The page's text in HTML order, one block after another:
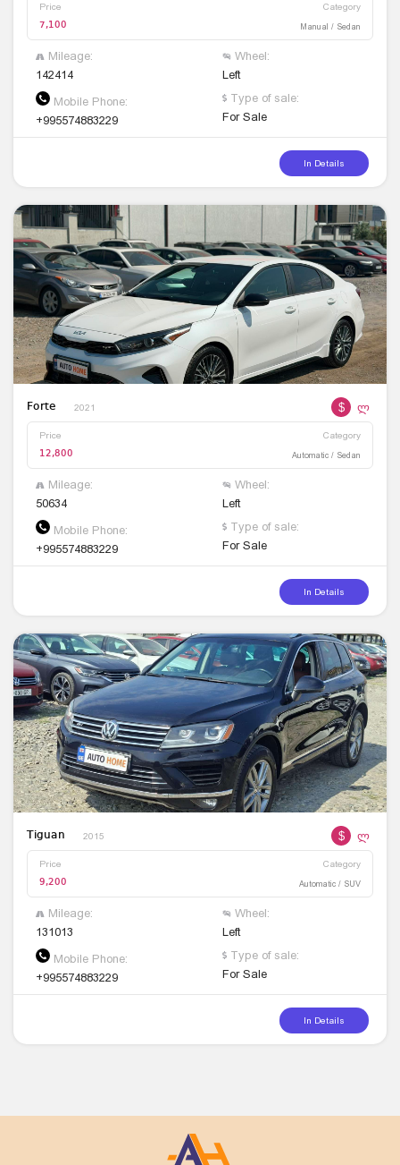
Price Category
7,100 Manual / Sedan
Mileage:
142414
Wheel:
Left
Mobile Phone:
+995574883229
Type of sale:
For Sale
In Details
Forte 2021 $ ლ
Price Category
12,800 Automatic / Sedan
Mileage:
50634
Wheel:
Left
Mobile Phone:
+995574883229
Type of sale:
For Sale
In Details
Tiguan 2015 $ ლ
Price Category
9,200 Automatic / SUV
Mileage:
131013
Wheel:
Left
Mobile Phone:
+995574883229
Type of sale:
For Sale
In Details